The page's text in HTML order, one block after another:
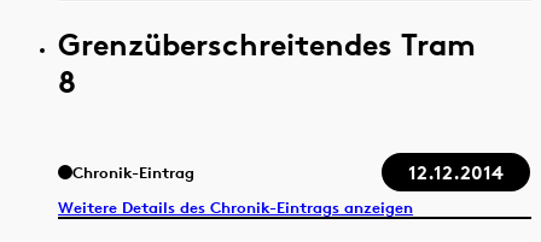
Grenzüberschreitendes Tram
8
Chronik-Eintrag 12.12.2014
Weitere Details des Chronik-Eintrags anzeigen